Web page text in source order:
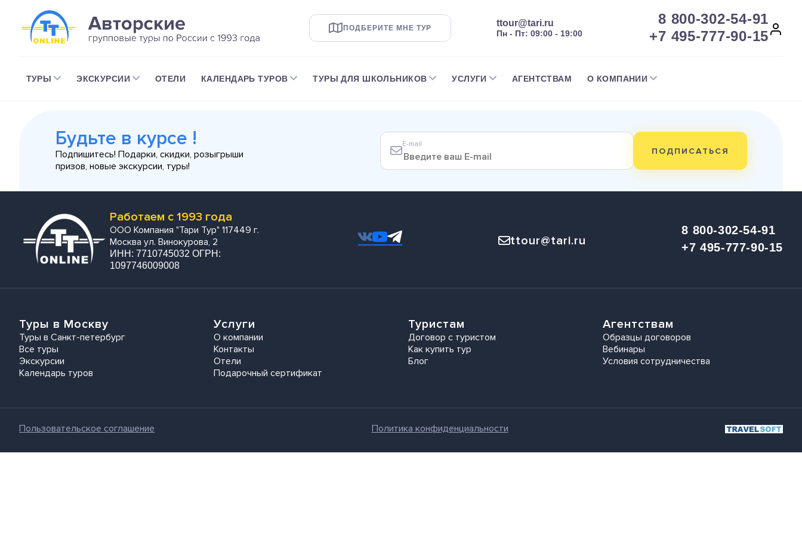
ПОДБЕРИТЕ МНЕ ТУР ttour@tari.ru
Пн - Пт: 09:00 - 19:00
8 800-302-54-91
+7 495-777-90-15
ТУРЫ ЭКСКУРСИИ ОТЕЛИ КАЛЕНДАРЬ ТУРОВ ТУРЫ ДЛЯ ШКОЛЬНИКОВ УСЛУГИ АГЕНТСТВАМ О КОМПАНИИ
Будьте в курсе !
Подпишитесь! Подарки, скидки, розыгрыши
призов, новые экскурсии, туры!
E-mail
ПОДПИСАТЬСЯ
Работаем с 1993 года
ООО Компания "Тари Тур" 117449 г.
Москва ул. Винокурова, 2
ИНН: 7710745032 ОГРН:
1097746009008
ttour@tari.ru
8 800-302-54-91
+7 495-777-90-15
Туры в Москву
Туры в Санкт-петербург
Все туры
Экскурсии
Календарь туров
Услуги
О компании
Контакты
Отели
Подарочный сертификат
Туристам
Договор с туристом
Как купить тур
Блог
Агентствам
Образцы договоров
Вебинары
Условия сотрудничества
Пользовательское соглашение Политика конфиденциальности